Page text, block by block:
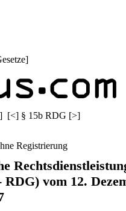
]
] [<] § 15b RDG [>]
Registrierung
RDG) vom 12.